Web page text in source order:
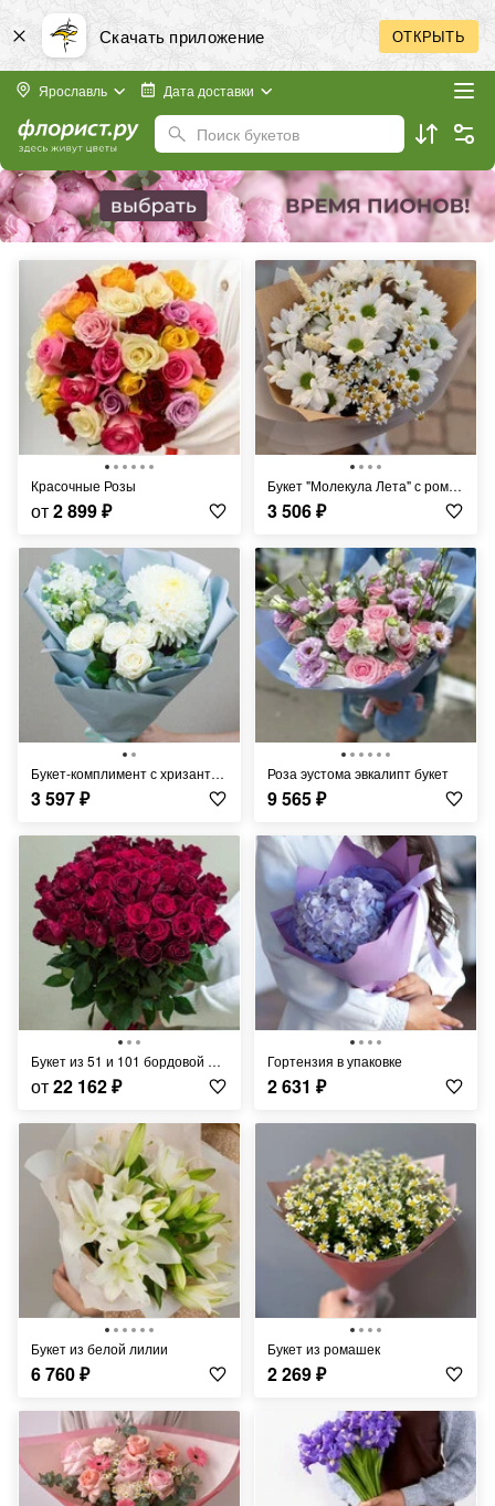
Скачать приложение ОТКРЫТЬ
Ярославль Дата доставки
Поиск букетов
Красочные Розы
от2 899₽
Букет "Молекула Лета" с ромашками
3 506₽
Букет-комплимент с хризантемой, розой и маттиолой 65
3 597₽
Роза эустома эвкалипт букет
9 565₽
Букет из 51 и 101 бордовой розы (80-90 см)
от22 162₽
Гортензия в упаковке
2 631 ₽
Букет из белой лилии
6 760₽
Букет из ромашек
2 269₽